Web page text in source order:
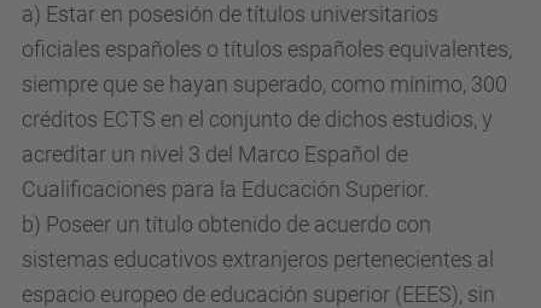
a) Estar en posesión de títulos universitarios
oficiales españoles o títulos españoles equivalentes,
siempre que se hayan superado, como mínimo, 300
créditos ECTS en el conjunto de dichos estudios, y
acreditar un nivel 3 del Marco Español de
Cualificaciones para la Educación Superior.
b) Poseer un título obtenido de acuerdo con
sistemas educativos extranjeros pertenecientes al
espacio europeo de educación superior (EEES), sin